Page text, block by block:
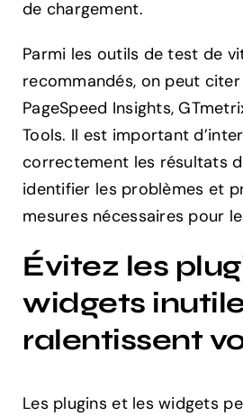
de chargement.
Parmi les outils de test de
recommandés, on peut
PageSpeed Insights,
Tools. Il est important
correctement les résultats
identifier les problèmes et
mesures nécessaires pour
Évitez les
widgets
ralentissent
Les plugins et les widgets